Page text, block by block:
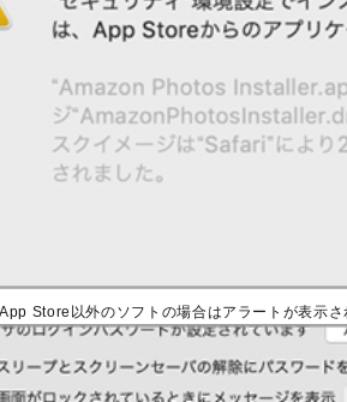
Store以外のソフトの場合はアラートが表示さ